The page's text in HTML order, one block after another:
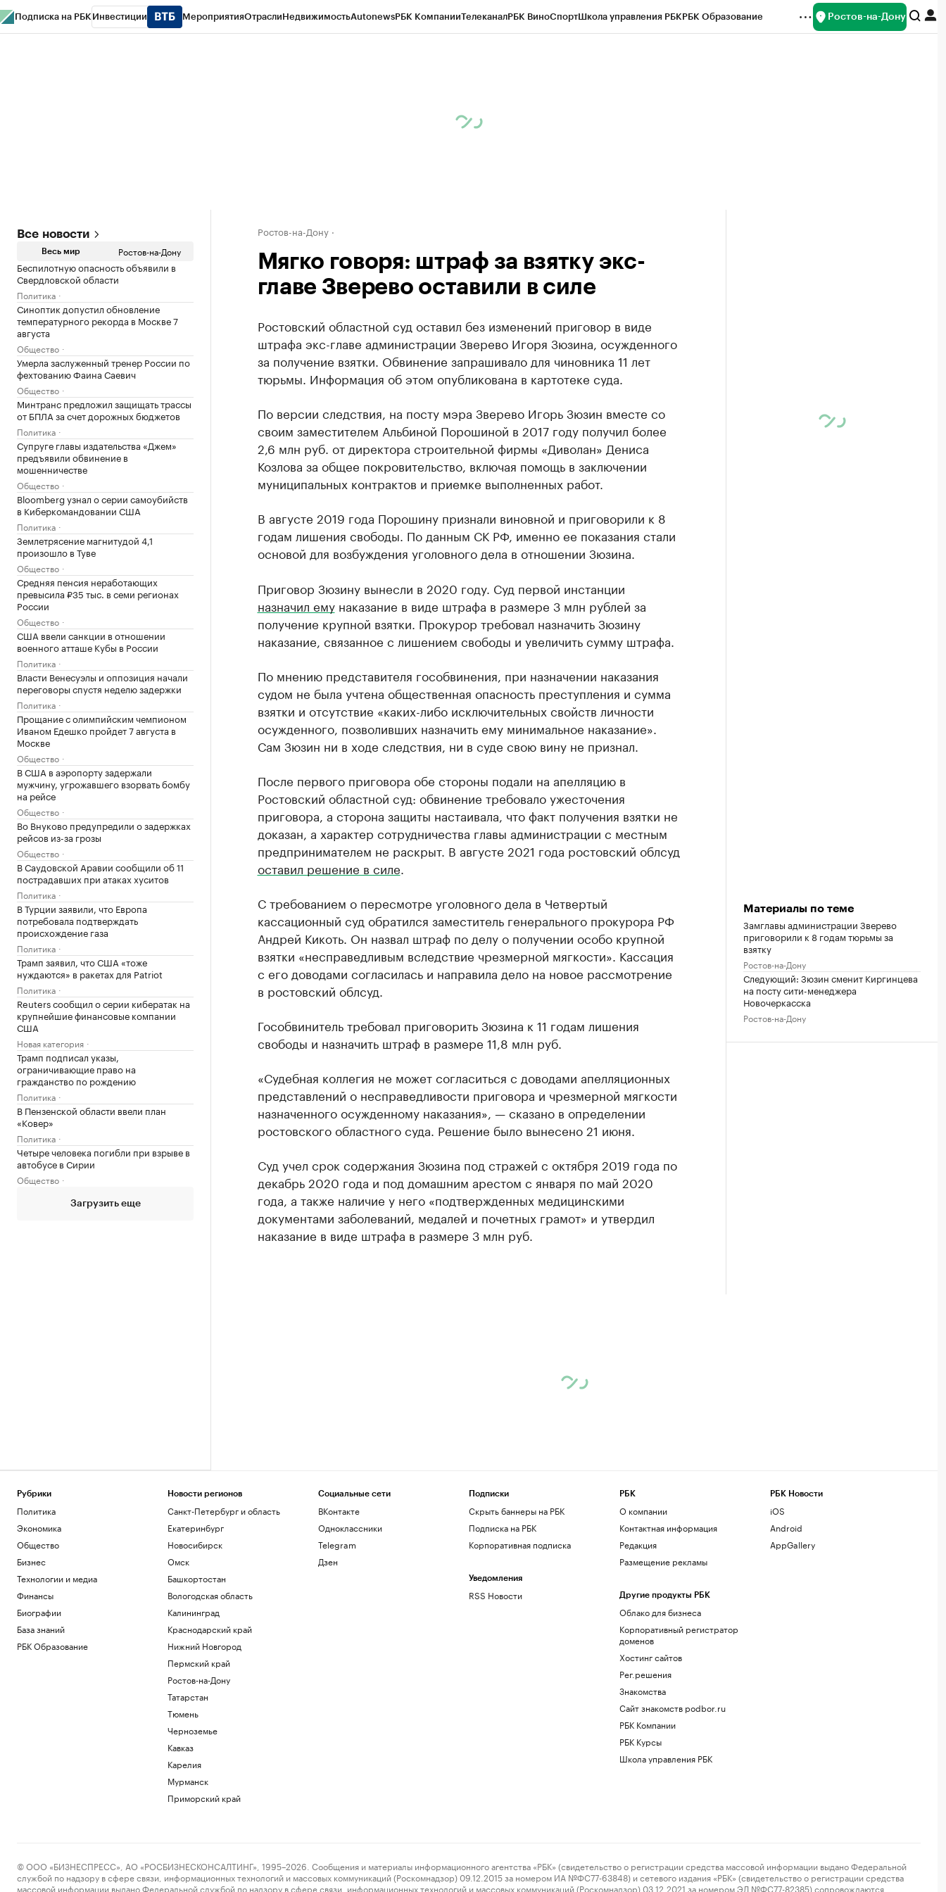
Подписка на РБК Инвестиции МероприятияОтраслиНедвижимостьAutonewsРБК КомпанииТелеканалРБК ВиноСпортШкола управления РБКРБК Образование Ростов-на-Дону
Все новости
Весь мир Ростов-на-Дону
Беспилотную опасность объявили в
Свердловской области
Политика
Синоптик допустил обновление
температурного рекорда в Москве 7
августа
Общество
Умерла заслуженный тренер России по
фехтованию Фаина Саевич
Общество
Минтранс предложил защищать трассы
от БПЛА за счет дорожных бюджетов
Политика
Супруге главы издательства «Джем»
предъявили обвинение в
мошенничестве
Общество
Bloomberg узнал о серии самоубийств
в Киберкомандовании США
Политика
Землетрясение магнитудой 4,1
произошло в Туве
Общество
Средняя пенсия неработающих
превысила ₽35 тыс. в семи регионах
России
Общество
США ввели санкции в отношении
военного атташе Кубы в России
Политика
Власти Венесуэлы и оппозиция начали
переговоры спустя неделю задержки
Политика
Прощание с олимпийским чемпионом
Иваном Едешко пройдет 7 августа в
Москве
Общество
В США в аэропорту задержали
мужчину, угрожавшего взорвать бомбу
на рейсе
Общество
Во Внуково предупредили о задержках
рейсов из-за грозы
Общество
В Саудовской Аравии сообщили об 11
пострадавших при атаках хуситов
Политика
В Турции заявили, что Европа
потребовала подтверждать
происхождение газа
Политика
Трамп заявил, что США «тоже
нуждаются» в ракетах для Patriot
Политика
Reuters сообщил о серии кибератак на
крупнейшие финансовые компании
США
Новая категория
Трамп подписал указы,
ограничивающие право на
гражданство по рождению
Политика
В Пензенской области ввели план
«Ковер»
Политика
Четыре человека погибли при взрыве в
автобусе в Сирии
Общество
Загрузить еще
Ростов-на-Дону
Мягко говоря: штраф за взятку экс-
главе Зверево оставили в силе
Ростовский областной суд оставил без изменений приговор в виде
штрафа экс-главе администрации Зверево Игоря Зюзина, осужденного
за получение взятки. Обвинение запрашивало для чиновника 11 лет
тюрьмы. Информация об этом опубликована в картотеке суда.
По версии следствия, на посту мэра Зверево Игорь Зюзин вместе со
своим заместителем Альбиной Порошиной в 2017 году получил более
2,6 млн руб. от директора строительной фирмы «Диволан» Дениса
Козлова за общее покровительство, включая помощь в заключении
муниципальных контрактов и приемке выполненных работ.
В августе 2019 года Порошину признали виновной и приговорили к 8
годам лишения свободы. По данным СК РФ, именно ее показания стали
основой для возбуждения уголовного дела в отношении Зюзина.
Приговор Зюзину вынесли в 2020 году. Суд первой инстанции
назначил емунаказание в виде штрафа в размере 3 млн рублей за
получение крупной взятки. Прокурор требовал назначить Зюзину
наказание, связанное с лишением свободы и увеличить сумму штрафа.
По мнению представителя гособвинения, при назначении наказания
судом не была учтена общественная опасность преступления и сумма
взятки и отсутствие «каких-либо исключительных свойств личности
осужденного, позволивших назначить ему минимальное наказание».
Сам Зюзин ни в ходе следствия, ни в суде свою вину не признал.
После первого приговора обе стороны подали на апелляцию в
Ростовский областной суд: обвинение требовало ужесточения
приговора, а сторона защиты настаивала, что факт получения взятки не
доказан, а характер сотрудничества главы администрации с местным
предпринимателем не раскрыт. В августе 2021 года ростовский облсуд
оставил решение в силе
С требованием о пересмотре уголовного дела в Четвертый
кассационный суд обратился заместитель генерального прокурора РФ
Андрей Кикоть. Он назвал штраф по делу о получении особо крупной
взятки «несправедливым вследствие чрезмерной мягкости». Кассация
с его доводами согласилась и направила дело на новое рассмотрение
в ростовский облсуд.
Гособвинитель требовал приговорить Зюзина к 11 годам лишения
свободы и назначить штраф в размере 11,8 млн руб.
«Судебная коллегия не может согласиться с доводами апелляционных
представлений о несправедливости приговора и чрезмерной мягкости
назначенного осужденному наказания», — сказано в определении
ростовского областного суда. Решение было вынесено 21 июня.
Суд учел срок содержания Зюзина под стражей с октября 2019 года по
декабрь 2020 года и под домашним арестом с января по май 2020
года, а также наличие у него «подтвержденных медицинскими
документами заболеваний, медалей и почетных грамот» и утвердил
наказание в виде штрафа в размере 3 млн руб.
Материалы по теме
Замглавы администрации Зверево
приговорили к 8 годам тюрьмы за
взятку
Ростов-на-Дону
Следующий: Зюзин сменит Киргинцева
на посту сити-менеджера
Новочеркасска
Ростов-на-Дону
Рубрики
Политика
Экономика
Общество
Бизнес
Технологии и медиа
Финансы
Биографии
База знаний
РБК Образование
Новости регионов
Санкт-Петербург и область
Екатеринбург
Новосибирск
Омск
Башкортостан
Вологодская область
Калининград
Краснодарский край
Нижний Новгород
Пермский край
Ростов-на-Дону
Татарстан
Тюмень
Черноземье
Кавказ
Карелия
Мурманск
Приморский край
Социальные сети
ВКонтакте
Одноклассники
Telegram
Дзен
Подписки
Скрыть баннеры на РБК
Подписка на РБК
Корпоративная подписка
Уведомления
RSS Новости
РБК
О компании
Контактная информация
Редакция
Размещение рекламы
Другие продукты РБК
Облако для бизнеса
Корпоративный регистратор
доменов
Хостинг сайтов
Рег.решения
Знакомства
Сайт знакомств podbor.ru
РБК Компании
РБК Курсы
Школа управления РБК
РБК Новости
iOS
Android
AppGallery
© ООО «БИЗНЕСПРЕСС», АО «РОСБИЗНЕСКОНСАЛТИНГ», 1995–2026. Сообщения и материалы информационного агентства «РБК» (свидетельство о регистрации средства массовой информации выдано Федеральной
службой по надзору в сфере связи, информационных технологий и массовых коммуникаций (Роскомнадзор) 09.12.2015 за номером ИА №ФС77-63848) и сетевого издания «РБК» (свидетельство о регистрации средства
массовой информации выдано Федеральной службой по надзору в сфере связи, информационных технологий и массовых коммуникаций (Роскомнадзор) 03.12.2021 за номером ЭЛ №ФС77-82385) сопровождаются